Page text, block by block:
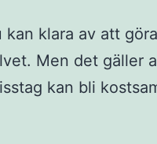
klara av att
Men det gäller
kan bli